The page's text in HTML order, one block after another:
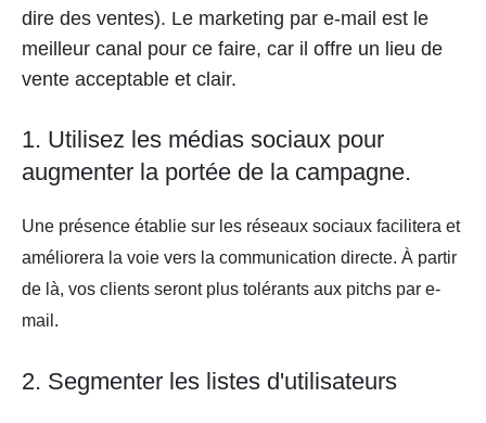
dire des ventes). Le marketing par e-mail est le
meilleur canal pour ce faire, car il offre un lieu de
vente acceptable et clair.
1. Utilisez les médias sociaux pour
augmenter la portée de la campagne.
Une présence établie sur les réseaux sociaux facilitera et
améliorera la voie vers la communication directe. À partir
de là, vos clients seront plus tolérants aux pitchs par e-
mail.
2. Segmenter les listes d'utilisateurs